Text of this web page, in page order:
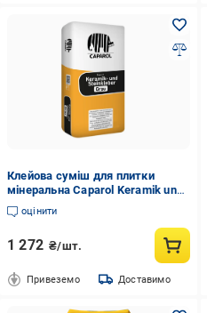
Клейова суміш для плитки
мінеральна Caparol Keramik und
Steinkleber Grau 25 кг
оцінити
1 272 ₴/шт.
Привеземо Доставимо